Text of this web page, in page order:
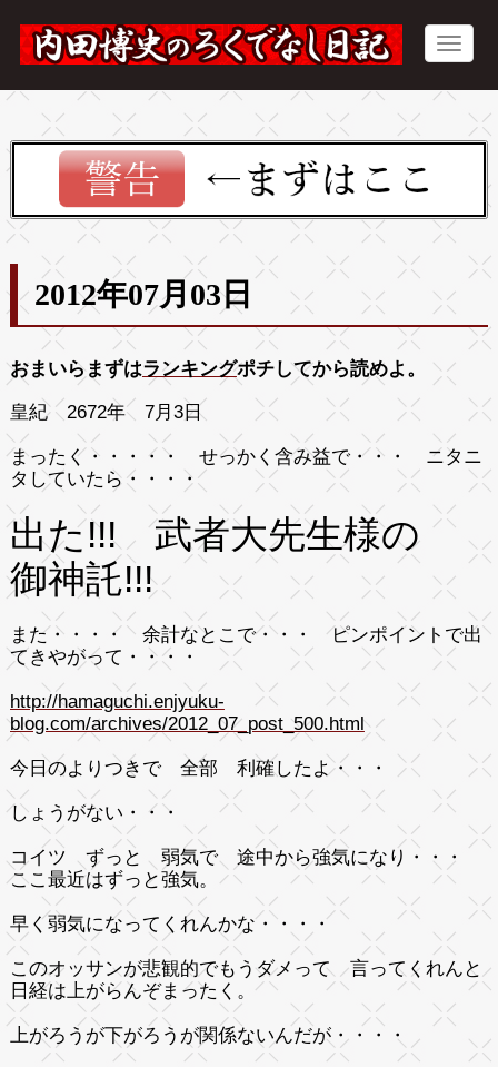
2012年07月03日
おまいらまずはランキングポチしてから読めよ。
皇紀 2672年 7月3日
まったく・・・・・ せっかく含み益で・・・ ニタニ
タしていたら・・・・
出た!!! 武者大先生様の
御神託!!!
また・・・・ 余計なとこで・・・ ピンポイントで出
てきやがって・・・・
http://hamaguchi.enjyuku-
blog.com/archives/2012_07_post_500.html
今日のよりつきで 全部 利確したよ・・・
しょうがない・・・
コイツ ずっと 弱気で 途中から強気になり・・・
ここ最近はずっと強気。
早く弱気になってくれんかな・・・・
このオッサンが悲観的でもうダメって 言ってくれんと
日経は上がらんぞまったく。
上がろうが下がろうが関係ないんだが・・・・